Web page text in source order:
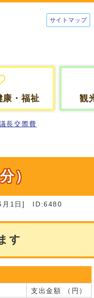
サイトマップ
康・福祉 観
長交際費
）
1日] ID:6480
す
支出金額 （円）